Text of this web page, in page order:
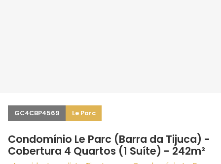
GC4CBP4569 Le Parc
Condomínio Le Parc (Barra da Tijuca) -
Cobertura 4 Quartos (1 Suíte) - 242m²